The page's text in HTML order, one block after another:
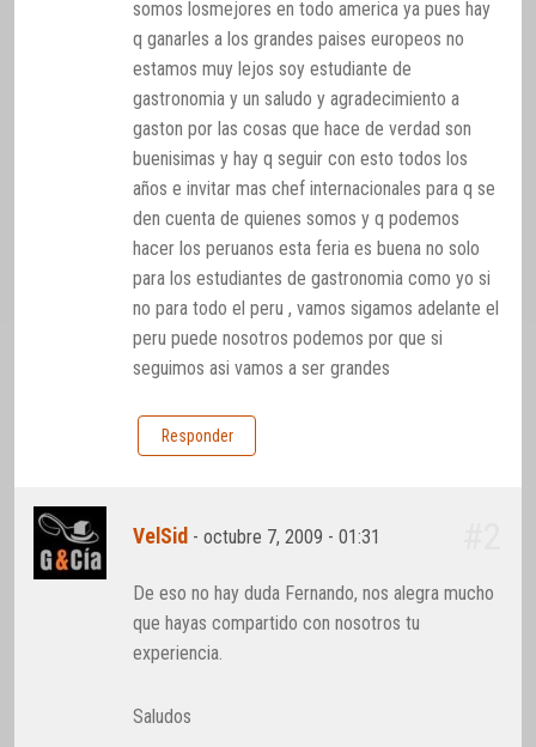
somos losmejores en todo america ya pues hay
q ganarles a los grandes paises europeos no
estamos muy lejos soy estudiante de
gastronomia y un saludo y agradecimiento a
gaston por las cosas que hace de verdad son
buenisimas y hay q seguir con esto todos los
años e invitar mas chef internacionales para q se
den cuenta de quienes somos y q podemos
hacer los peruanos esta feria es buena no solo
para los estudiantes de gastronomia como yo si
no para todo el peru , vamos sigamos adelante el
peru puede nosotros podemos por que si
seguimos asi vamos a ser grandes
Responder
VelSid -octubre 7, 2009 - 01:31
De eso no hay duda Fernando, nos alegra mucho
que hayas compartido con nosotros tu
experiencia.
Saludos